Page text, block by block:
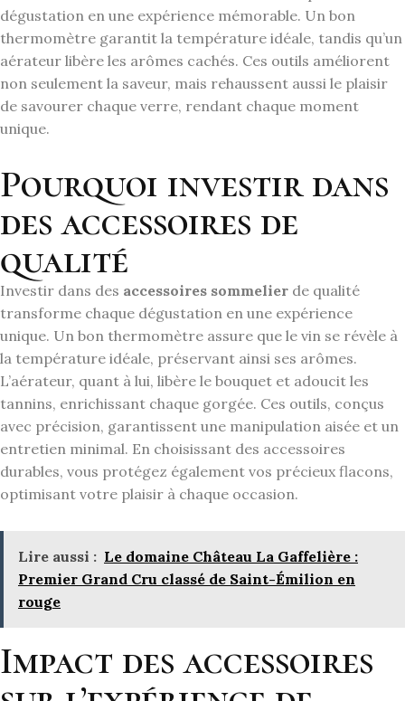
dégustation en une expérience mémorable. Un bon
thermomètre garantit la température idéale, tandis qu’un
aérateur libère les arômes cachés. Ces outils améliorent
non seulement la saveur, mais rehaussent aussi le plaisir
de savourer chaque verre, rendant chaque moment
unique.
Pourquoi investir dans
des accessoires de
qualité
Investir dans des accessoires sommelier de qualité
transforme chaque dégustation en une expérience
unique. Un bon thermomètre assure que le vin se révèle à
la température idéale, préservant ainsi ses arômes.
L’aérateur, quant à lui, libère le bouquet et adoucit les
tannins, enrichissant chaque gorgée. Ces outils, conçus
avec précision, garantissent une manipulation aisée et un
entretien minimal. En choisissant des accessoires
durables, vous protégez également vos précieux flacons,
optimisant votre plaisir à chaque occasion.
Lire aussi : Le domaine Château La Gaffelière :
Premier Grand Cru classé de Saint-Émilion en
rouge
Impact des accessoires